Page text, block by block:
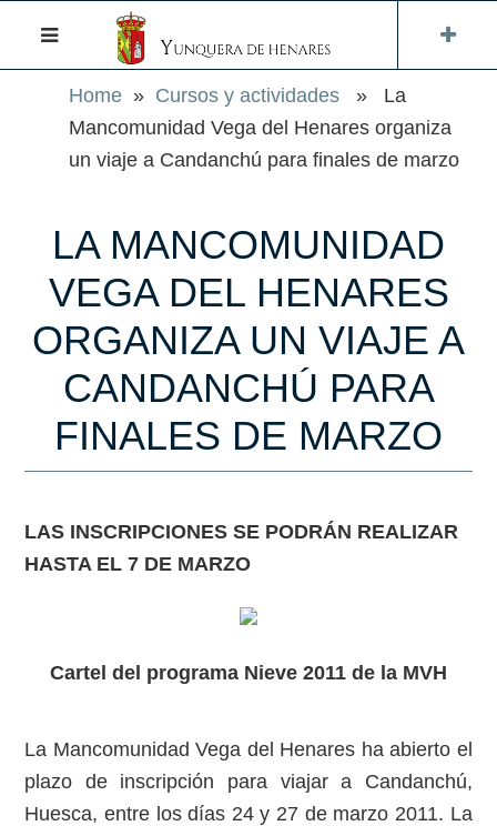
Home » Cursos y actividades » La
Mancomunidad Vega del Henares organiza
un viaje a Candanchú para finales de marzo
LA MANCOMUNIDAD
VEGA DEL HENARES
ORGANIZA UN VIAJE A
CANDANCHÚ PARA
FINALES DE MARZO
LAS INSCRIPCIONES SE PODRÁN REALIZAR
HASTA EL 7 DE MARZO
Cartel del programa Nieve 2011 de la MVH
La Mancomunidad Vega del Henares ha abierto el
plazo de inscripción para viajar a Candanchú,
Huesca, entre los días 24 y 27 de marzo 2011. La